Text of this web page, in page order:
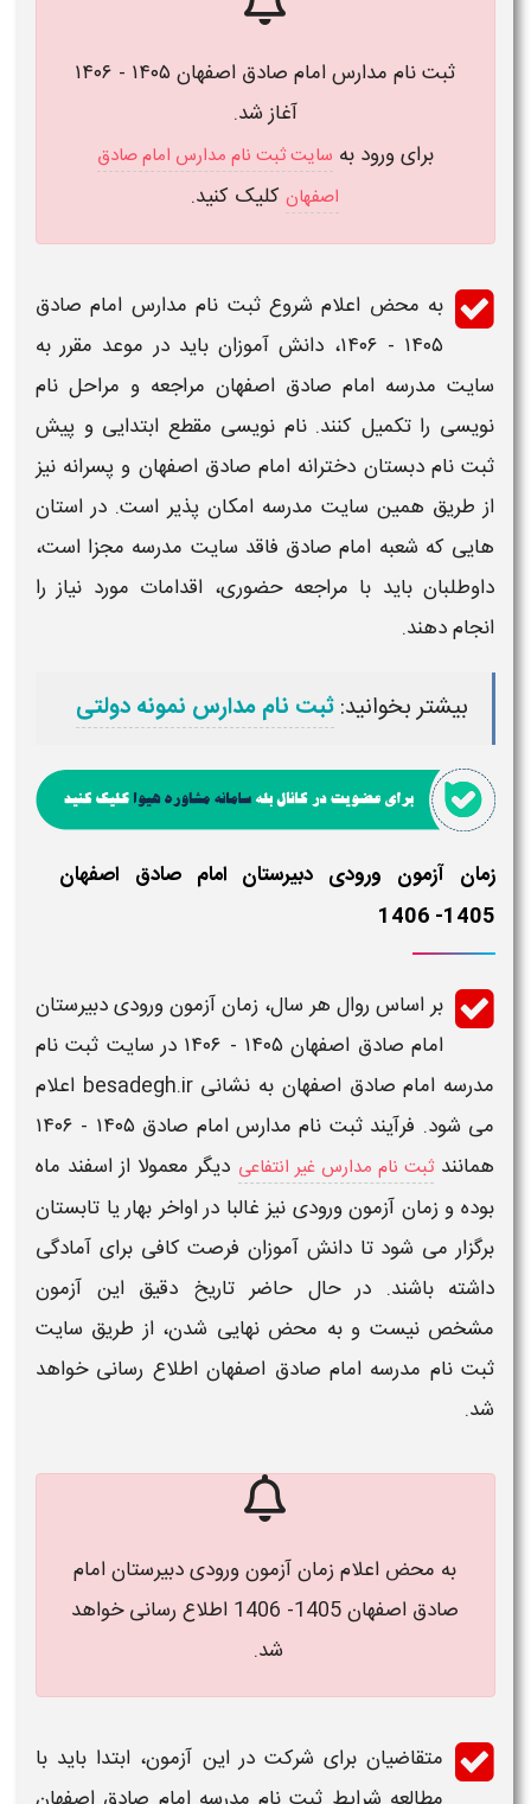
ثبت نام مدارس امام صادق اصفهان ۱۴۰۵ - ۱۴۰۶
آغاز شد.
برای ورود به سایت ثبت نام مدارس امام صادق
اصفهان کلیک کنید.
به محض اعلام شروعثبت نام مدارس امام صادق
۱۴۰۵ - ۱۴۰۶
، دانش آموزان باید در موعد مقرر به
سایت مدرسه امام صادق اصفهان مراجعه و مراحل نام
نویسی را تکمیل کنند. نام نویسی مقطع ابتداییو پیش
ثبت نام دبستان دخترانه امام صادق اصفهان و پسرانه نیز
از طریق همین سایت مدرسه امکان پذیر است. در استان
هایی که شعبه امام صادق فاقد سایت مدرسه مجزا است،
داوطلبان باید با مراجعه حضوری، اقدامات مورد نیاز را
انجام دهند.
بیشتر بخوانید:ثبت نام مدارس نمونه دولتی
زمان آزمون ورودی دبیرستان امام صادق اصفهان
1405- 1406
بر اساس روال هر سال، زمان آزمون ورودی دبیرستان
امام صادق اصفهان ۱۴۰۵ - ۱۴۰۶
درسایت ثبت نام
مدرسه امام صادق اصفهان به نشانی besadegh.ir
اعلام
می شود. فرآیند ثبت نام مدارس امام صادق ۱۴۰۵ - ۱۴۰۶
همانندثبت نام مدارس غیر انتفاعی دیگر معمولا از اسفند ماه
بوده و زمان آزمون ورودی نیز غالبا در اواخر بهار یا تابستان
برگزار می شود تا دانش آموزان فرصت کافی برای آمادگی
داشته باشند. در حال حاضر تاریخ دقیق این آزمون
مشخص نیست و به محض نهایی شدن، از طریق سایت
ثبت نام مدرسه امام صادق اصفهاناطلاع رسانی خواهد
شد.
به محض اعلام زمان آزمون ورودی دبیرستان امام
صادق اصفهان 1405- 1406 اطلاع رسانی خواهد
شد.
متقاضیان برای شرکت در این آزمون، ابتدا باید با